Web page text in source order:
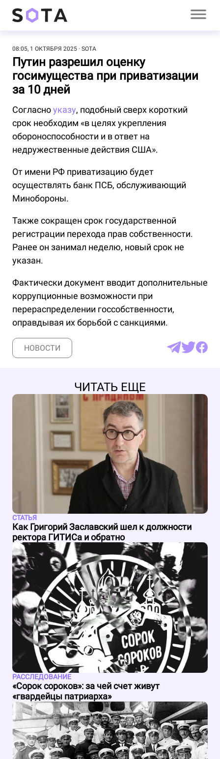
08:05, 1 ОКТЯБРЯ 2025 SOTA
Путин разрешил оценку
госимущества при приватизации
за 10 дней
Согласноуказу, подобный сверх короткий
срок необходим «в целях укрепления
обороноспособности и в ответ на
недружественные действия США».
От имени РФ приватизацию будет
осуществлять банк ПСБ, обслуживающий
Минобороны.
Также сокращен срок государственной
регистрации перехода прав собственности.
Ранее он занимал неделю, новый срок не
указан.
Фактически документ вводит дополнительные
коррупционные возможности при
перераспределении госсобственности,
оправдывая их борьбой с санкциями.
НОВОСТИ
ЧИТАТЬ ЕЩЕ
СТАТЬЯ
Как Григорий Заславский шел к должности
ректора ГИТИСа и обратно
РАССЛЕДОВАНИЕ
«Сорок сороков»: за чей счет живут
«гвардейцы патриарха»